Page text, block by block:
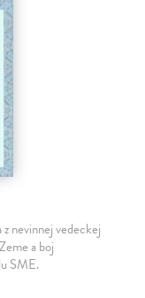
nevinnej vedeckej
a boj
SME.